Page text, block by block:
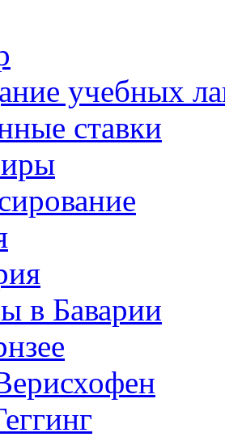
учебных
ставки
в Баварии